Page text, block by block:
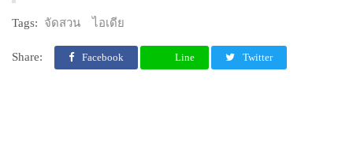
Tags: จัดสวน ไอเดีย
Share: Facebook Line Twitter